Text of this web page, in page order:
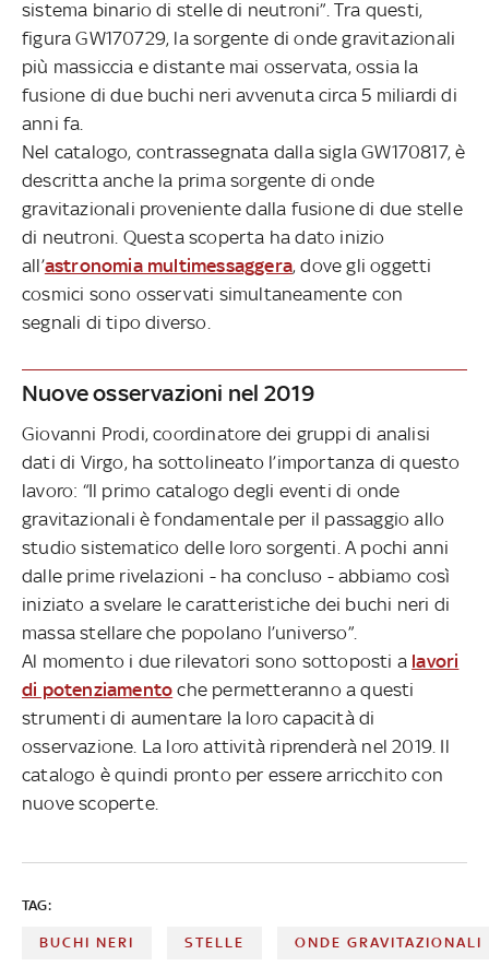
sistema binario di stelle di neutroni”. Tra questi,
figura GW170729, la sorgente di onde gravitazionali
più massiccia e distante mai osservata, ossia la
fusione di due buchi neri avvenuta circa 5 miliardi di
anni fa.
Nel catalogo, contrassegnata dalla sigla GW170817, è
descritta anche la prima sorgente di onde
gravitazionali proveniente dalla fusione di due stelle
di neutroni. Questa scoperta ha dato inizio
all’astronomia multimessaggera, dove gli oggetti
cosmici sono osservati simultaneamente con
segnali di tipo diverso.
Nuove osservazioni nel 2019
Giovanni Prodi, coordinatore dei gruppi di analisi
dati di Virgo, ha sottolineato l’importanza di questo
lavoro: “Il primo catalogo degli eventi di onde
gravitazionali è fondamentale per il passaggio allo
studio sistematico delle loro sorgenti. A pochi anni
dalle prime rivelazioni - ha concluso - abbiamo così
iniziato a svelare le caratteristiche dei buchi neri di
massa stellare che popolano l’universo”.
Al momento i due rilevatori sono sottoposti a lavori
di potenziamento che permetteranno a questi
strumenti di aumentare la loro capacità di
osservazione. La loro attività riprenderà nel 2019. Il
catalogo è quindi pronto per essere arricchito con
nuove scoperte.
TAG:
BUCHI NERI STELLE ONDE GRAVITAZIONALI